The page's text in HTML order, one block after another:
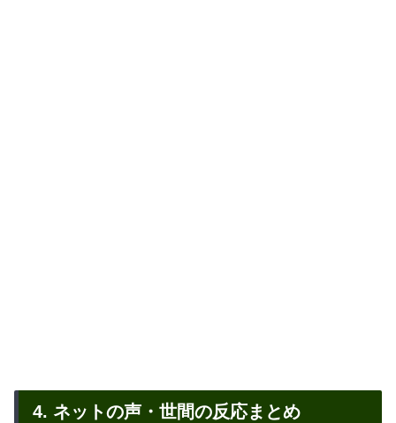
4. ネットの声・世間の反応まとめ